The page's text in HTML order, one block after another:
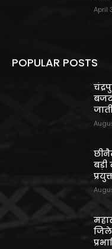
April
POPULAR POSTS
बड़ी